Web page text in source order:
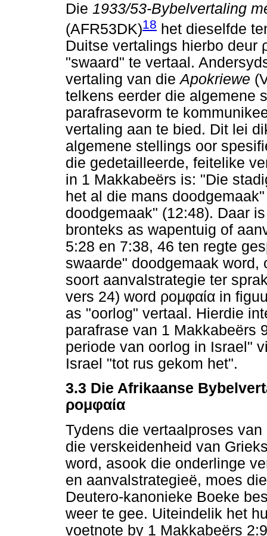
Die 1933/53-Bybelvertaling
(AFR53DK)18 het dieselfde
Duitse vertalings hierbo deur
"swaard" te vertaal.
vertaling van dieApokriewe
telkens eerder die algemene
parafrasevorm te
vertaling aan te bied. Dit lei
algemene stellings oor
die gedetailleerde, feitelike
in 1 Makkabeërs is: "Die
het al die mans
doodgemaak" (12:48). Daar
bronteks as wapentuig of
5:28 en 7:38, 46 ten regte
swaarde" doodgemaak word,
soort aanvalstrategie ter
vers 24) word ρομφαία in
as "oorlog" vertaal. Hierdie
parafrase van 1 Makkabeërs
periode van oorlog in Israel"
Israel "tot rus gekom het".
3.3 Die Afrikaanse
ρομφαία
Tydens die vertaalproses
die verskeidenheid van
word, asook die onderlinge
en aanvalstrategieë, moes
Deutero-kanonieke Boeke
weer te gee. Uiteindelik het
voetnote by 1 Makkabeërs